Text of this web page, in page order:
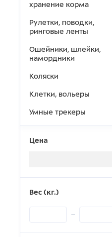
хранение корма
Рулетки, поводки,
ринговые ленты
Ошейники, шлейки,
намордники
Коляски
Клетки, вольеры
Умные трекеры
Цена
Вес (кг.)